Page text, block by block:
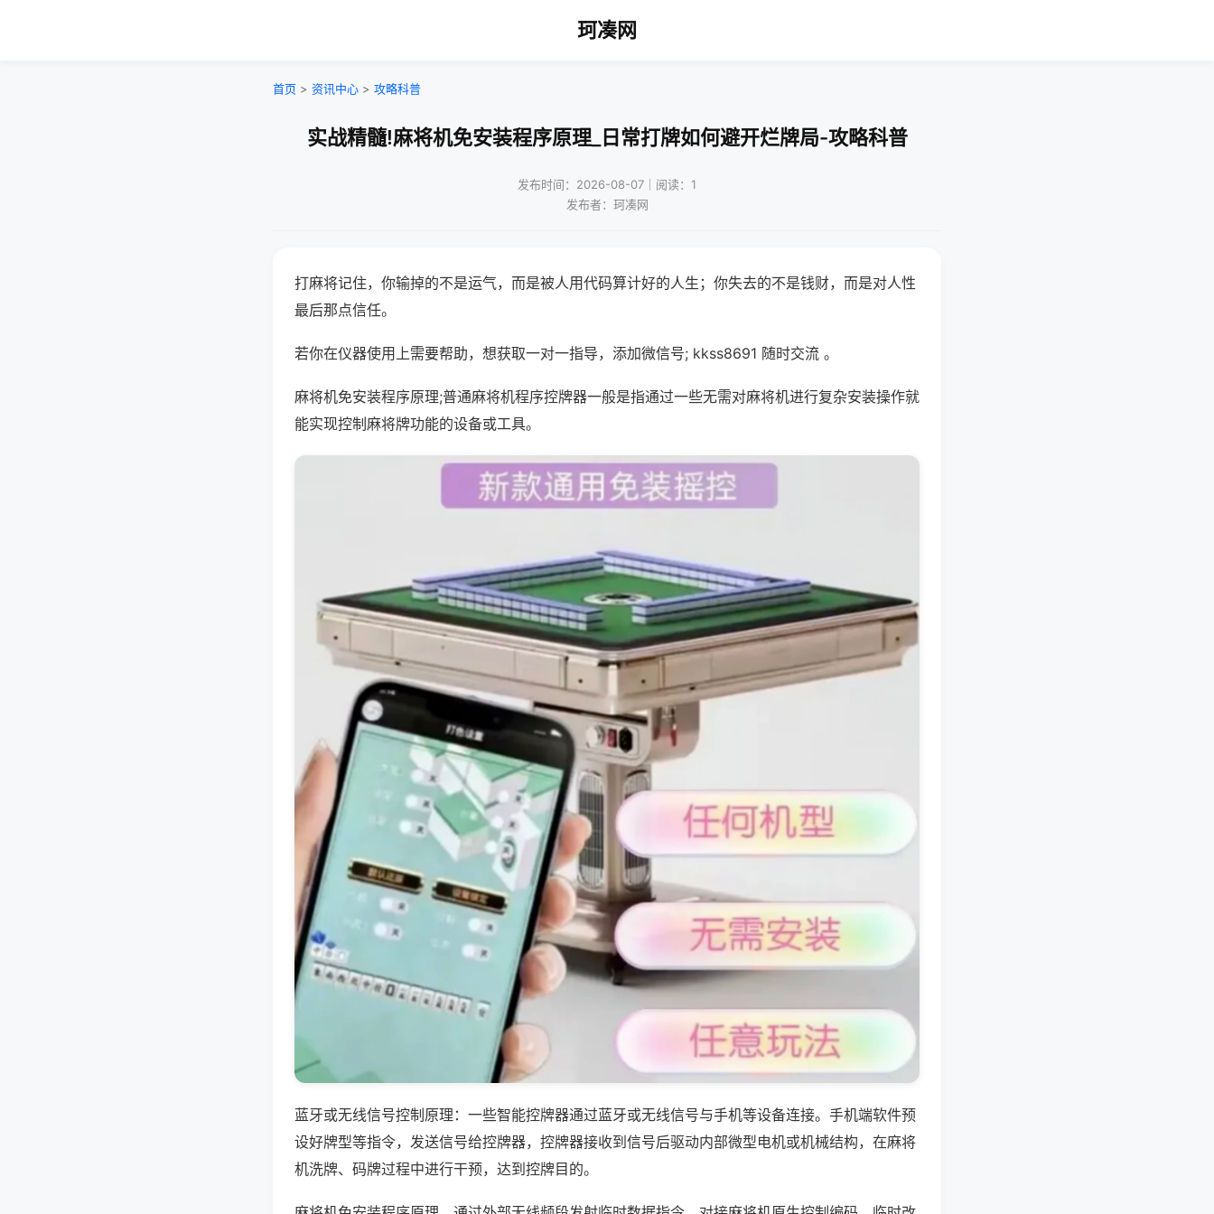
珂凑网
首页 > 资讯中心 > 攻略科普
实战精髓!麻将机免安装程序原理_日常打牌如何避开烂牌局-攻略科普
发布时间：2026-08-07｜阅读：1
发布者：珂凑网
打麻将记住，你输掉的不是运气，而是被人用代码算计好的人生；你失去的不是钱财，而是对人性
最后那点信任。
若你在仪器使用上需要帮助，想获取一对一指导，添加微信号; kkss8691 随时交流 。
麻将机免安装程序原理;普通麻将机程序控牌器一般是指通过一些无需对麻将机进行复杂安装操作就
能实现控制麻将牌功能的设备或工具。
蓝牙或无线信号控制原理：一些智能控牌器通过蓝牙或无线信号与手机等设备连接。手机端软件预
设好牌型等指令，发送信号给控牌器，控牌器接收到信号后驱动内部微型电机或机械结构，在麻将
机洗牌、码牌过程中进行干预，达到控牌目的。